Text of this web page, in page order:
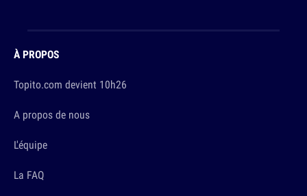
À PROPOS
Topito.com devient 10h26
A propos de nous
L'équipe
La FAQ